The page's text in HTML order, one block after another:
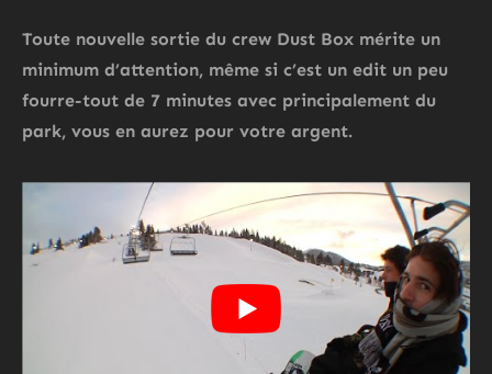
Toute nouvelle sortie du crew Dust Box mérite un
minimum d’attention, même si c’est un edit un peu
fourre-tout de 7 minutes avec principalement du
park, vous en aurez pour votre argent.